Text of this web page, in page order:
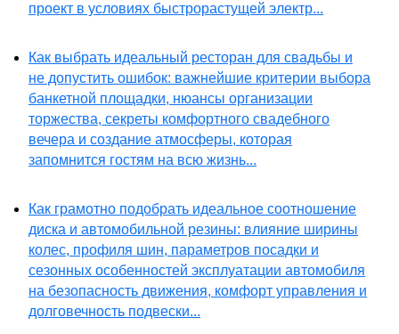
проект в условиях быстрорастущей электр...
Как выбрать идеальный ресторан для свадьбы и
не допустить ошибок: важнейшие критерии выбора
банкетной площадки, нюансы организации
торжества, секреты комфортного свадебного
вечера и создание атмосферы, которая
запомнится гостям на всю жизнь...
Как грамотно подобрать идеальное соотношение
диска и автомобильной резины: влияние ширины
колес, профиля шин, параметров посадки и
сезонных особенностей эксплуатации автомобиля
на безопасность движения, комфорт управления и
долговечность подвески...